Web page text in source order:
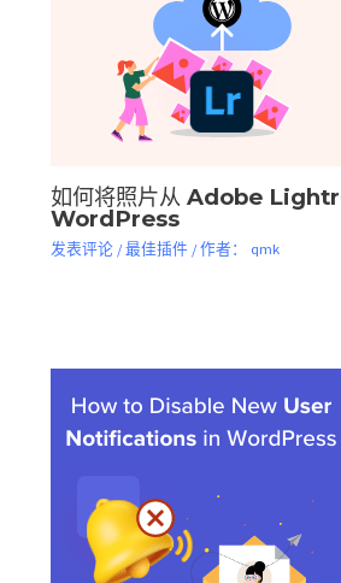
如何将照片从 Adob​​e
WordPress
发表评论 /最佳插件/ 作者： qmk